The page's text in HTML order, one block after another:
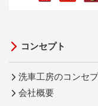
コンセプト
洗車工房のコンセ
会社概要